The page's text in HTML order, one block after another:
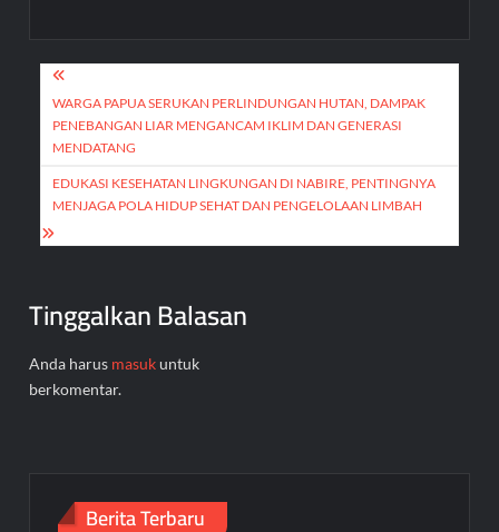
Navigasi
pos
WARGA PAPUA SERUKAN PERLINDUNGAN HUTAN, DAMPAK
PENEBANGAN LIAR MENGANCAM IKLIM DAN GENERASI
MENDATANG
EDUKASI KESEHATAN LINGKUNGAN DI NABIRE, PENTINGNYA
MENJAGA POLA HIDUP SEHAT DAN PENGELOLAAN LIMBAH
Tinggalkan Balasan
Anda harus masukuntuk
berkomentar.
Berita Terbaru